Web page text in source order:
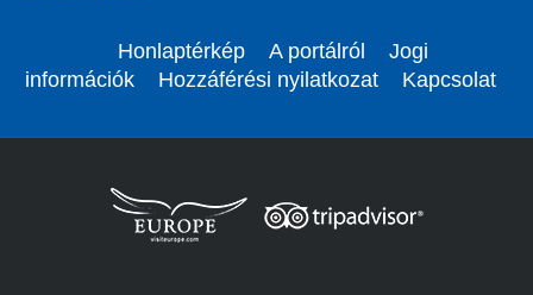
Honlaptérkép A portálról
Jogi
információk
Hozzáférési nyilatkozat Kapcsolat